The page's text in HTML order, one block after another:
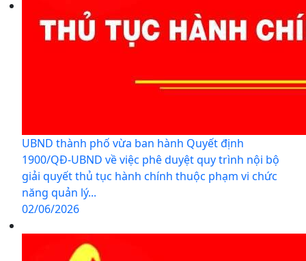
UBND thành phố vừa ban hành Quyết định
1900/QĐ-UBND về việc phê duyệt quy trình nội bộ
giải quyết thủ tục hành chính thuộc phạm vi chức
năng quản lý...
02/06/2026